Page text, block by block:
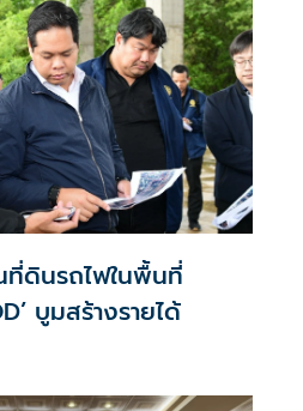
ที่ดินรถไฟในพื้นที่
บูมสร้างรายได้